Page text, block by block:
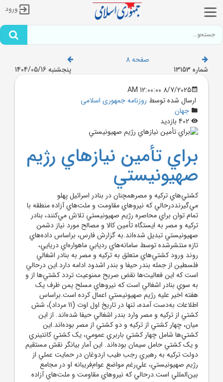
ورود
صفحه 8
شماره 13153
پنجشنبه 1404/05/16
8/7/2025 12:00:00 AM
ارسال شده توسط روزنامه جمهوری اسلامی
جهان
براي تأمين نيازهاي رژيم
صهيونيستي
کشتي‌هاي ترکيه و مصرهمچنان در بنادر اسرائيل پهلو
مي‌گيرنددرحالي که نيروهاي مقاومت و ملت‌هاي آزاده منطقه با
تمام توان براي محاصره رژيم صهيونيستي تلاش مي‌کنند، بنادر
ترکيه و مصر به ايستگاه تأمين کالا و مصالح مورد نياز دشمن
صهيونيستي تبديل شده‌اند.به گزارش فارس، براساس داده‌هاي
تازه منتشرشده توسط سامانه‌هاي رديابي ماهواره‌اي دريايي،
روند ورود کشتي‌هاي متعلق به ترکيه و مصر به بنادر اشغالي
فلسطين از جمله بندر حيفا و بندر اشدود ادامه دارد.اين درحالي
است که اين فعاليت‌ها نقض صريح ممنوعيت تردد کشتي‌ها از و
به سوي بنادر اشغالي است که نيروهاي مسلح يمن ظرف يک
هفته اخير عليه رژيم صهيونيستي اعمال کرده است.براساس
اطلاعات به‌دست‌ آمده، تنها در تاريخ اول اوت (11 مرداد)، شش
کشتي از ترکيه و مصر وارد بندر اشغالي حيفا شده‌اند. از اين
ميان، چهار کشتي از ترکيه و دو کشتي از مصر بوده‌اند.اين
کشتي‌ها شامل چهار کشتي باربري عمومي، يک کشتي کانتينري
و يک کشتي حامل سيمان بوده‌اند. اين آمار بيانگر نقش مستقيم
دولت ترکيه به رهبري رجب طيب اردوغان در حمايت عملي از
رژيم صهيونيستي، علي‌رغم مواضع عوام‌فريبانه او در مجامع
بين‌المللي است.درحالي که نيروهاي مقاومت و ملت‌هاي آزاده